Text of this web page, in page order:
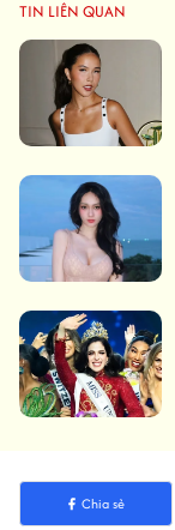
TIN LIÊN QUAN
Chia sẻ